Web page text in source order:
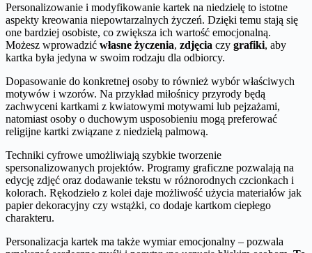
Personalizowanie i modyfikowanie kartek na niedzielę to istotne
aspekty kreowania niepowtarzalnych życzeń. Dzięki temu stają się
one bardziej osobiste, co zwiększa ich wartość emocjonalną.
Możesz wprowadzić własne życzenia, zdjęcia czy grafiki, aby
kartka była jedyna w swoim rodzaju dla odbiorcy.
Dopasowanie do konkretnej osoby to również wybór właściwych
motywów i wzorów. Na przykład miłośnicy przyrody będą
zachwyceni kartkami z kwiatowymi motywami lub pejzażami,
natomiast osoby o duchowym usposobieniu mogą preferować
religijne kartki związane z niedzielą palmową.
Techniki cyfrowe umożliwiają szybkie tworzenie
spersonalizowanych projektów. Programy graficzne pozwalają na
edycję zdjęć oraz dodawanie tekstu w różnorodnych czcionkach i
kolorach. Rękodzieło z kolei daje możliwość użycia materiałów jak
papier dekoracyjny czy wstążki, co dodaje kartkom ciepłego
charakteru.
Personalizacja kartek ma także wymiar emocjonalny – pozwala